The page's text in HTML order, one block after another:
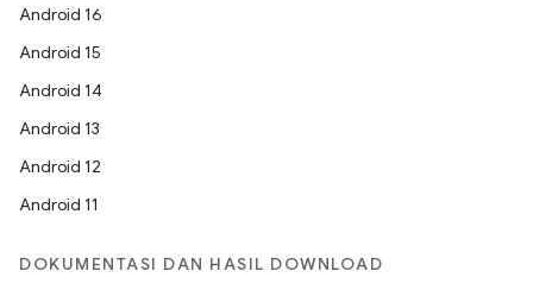
Android 16
Android 15
Android 14
Android 13
Android 12
Android 11
DOKUMENTASI DAN HASIL DOWNLOAD